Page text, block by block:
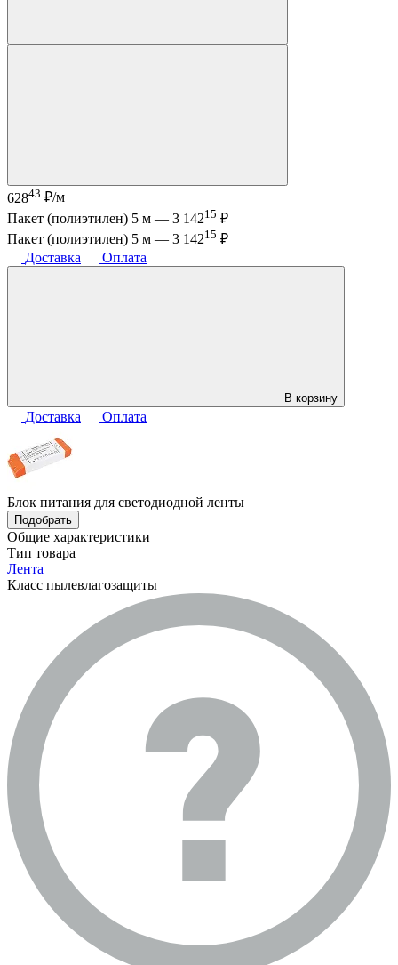
62843 ₽/м
Пакет (полиэтилен) 5 м — 3 14215 ₽
Пакет (полиэтилен) 5 м — 3 14215 ₽
Доставка
Оплата
В корзину
Доставка Оплата
Блок питания для светодиодной ленты
Подобрать
Общие характеристики
Тип товара
Лента
Класс пылевлагозащиты